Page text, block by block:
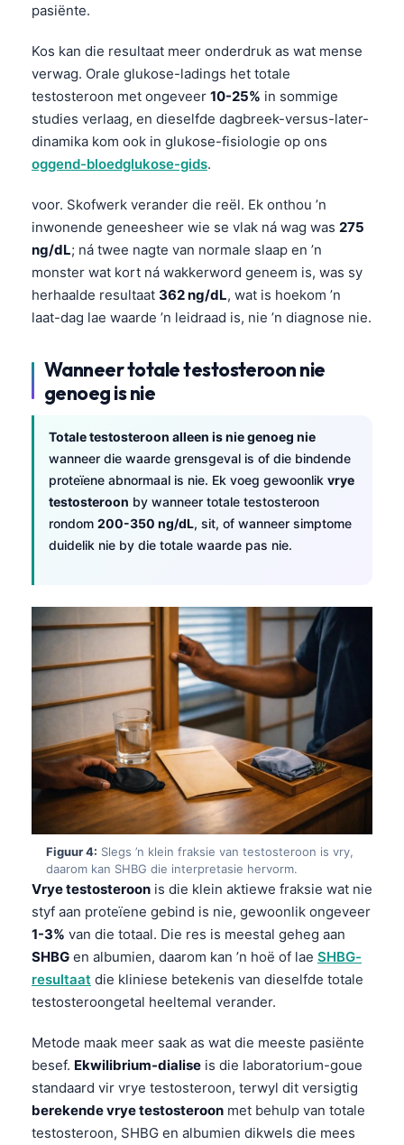
pasiënte.
Kos kan die resultaat meer onderdruk as wat mense
verwag. Orale glukose-ladings het totale
testosteroon met ongeveer 10-25% in sommige
studies verlaag, en dieselfde dagbreek-versus-later-
dinamika kom ook in glukose-fisiologie op ons
oggend-bloedglukose-gids.
voor. Skofwerk verander die reël. Ek onthou ’n
inwonende geneesheer wie se vlak ná wag was 275
ng/dL; ná twee nagte van normale slaap en ’n
monster wat kort ná wakkerword geneem is, was sy
herhaalde resultaat 362 ng/dL, wat is hoekom ’n
laat-dag lae waarde ’n leidraad is, nie ’n diagnose nie.
Wanneer totale testosteroon nie
genoeg is nie
Totale testosteroon alleen is nie genoeg nie
wanneer die waarde grensgeval is of die bindende
proteïene abnormaal is nie. Ek voeg gewoonlik vrye
testosteroon by wanneer totale testosteroon
rondom 200-350 ng/dL, sit, of wanneer simptome
duidelik nie by die totale waarde pas nie.
Figuur 4: Slegs ’n klein fraksie van testosteroon is vry,
daarom kan SHBG die interpretasie hervorm.
Vrye testosteroon is die klein aktiewe fraksie wat nie
styf aan proteïene gebind is nie, gewoonlik ongeveer
1-3% van die totaal. Die res is meestal geheg aan
SHBG en albumien, daarom kan ’n hoë of lae SHBG-
resultaat die kliniese betekenis van dieselfde totale
testosteroongetal heeltemal verander.
Metode maak meer saak as wat die meeste pasiënte
besef. Ekwilibrium-dialise is die laboratorium-goue
standaard vir vrye testosteroon, terwyl dit versigtig
berekende vrye testosteroon met behulp van totale
testosteroon, SHBG en albumien dikwels die mees